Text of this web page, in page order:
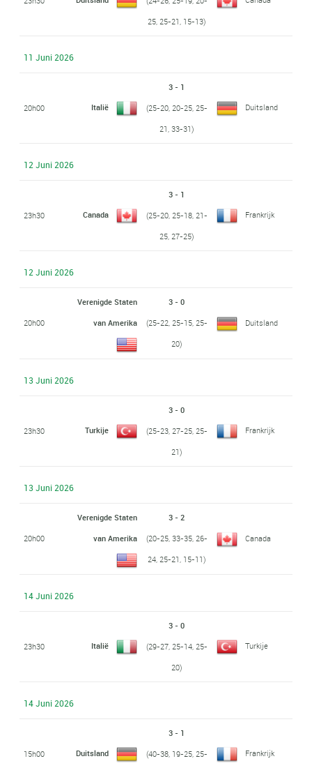
25, 25-21, 15-13)
11 Juni 2026
20h00 Italië
3 - 1
(25-20, 20-25, 25-
21, 33-31)
Duitsland
12 Juni 2026
23h30 Canada
3 - 1
(25-20, 25-18, 21-
25, 27-25)
Frankrijk
12 Juni 2026
20h00
Verenigde Staten
van Amerika
3 - 0
(25-22, 25-15, 25-
20)
Duitsland
13 Juni 2026
23h30 Turkije
3 - 0
(25-23, 27-25, 25-
21)
Frankrijk
13 Juni 2026
20h00
Verenigde Staten
van Amerika
3 - 2
(20-25, 33-35, 26-
24, 25-21, 15-11)
Canada
14 Juni 2026
23h30 Italië
3 - 0
(29-27, 25-14, 25-
20)
Turkije
14 Juni 2026
15h00 Duitsland
3 - 1
(40-38, 19-25, 25-
Frankrijk